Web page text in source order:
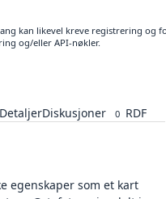
kan likevel kreve registrering og
og/eller API-nøkler.
DetaljerDiskusjoner 0 RDF
egenskaper som et kart